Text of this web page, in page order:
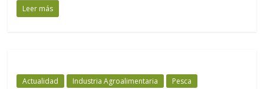
Leer más
Actualidad Industria Agroalimentaria Pesca